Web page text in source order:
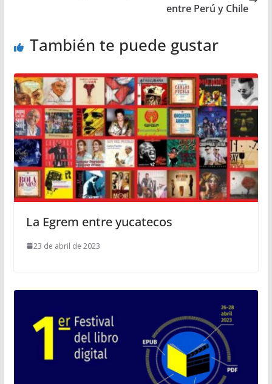
entre Perú y Chile
También te puede gustar
La Egrem entre yucatecos
23 de abril de 2023